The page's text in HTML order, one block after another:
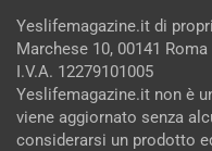
Yeslifemagazine.it di
Marchese 10, 00141
I.V.A. 12279101005
Yeslifemagazine.it non è
viene aggiornato senza
considerarsi un prodotto